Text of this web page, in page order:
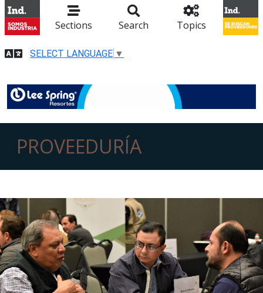
Sections Search Topics
SELECT LANGUAGE ▼
PROVEEDURÍA